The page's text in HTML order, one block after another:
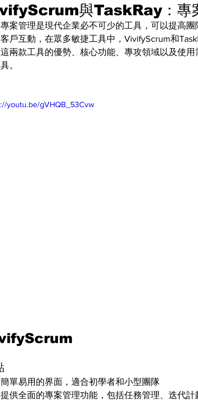
與TaskRay：專
案管理是現代企業必不可少的工具，可以提高
戶互動，在眾多敏捷工具中，VivifyScrum和
兩款工具的優勢、核心功能、專攻領域以及使
。
youtu.be/gVHQB_53Cvw
簡單易用的界面，適合初學者和小型團隊
提供全面的專案管理功能，包括任務管理、迭代計